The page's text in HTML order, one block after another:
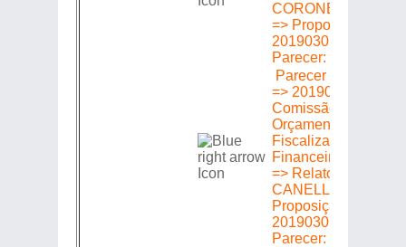
CORONEL SALEMA
=> Proposição
20190301606 =>
Parecer: Favorável
Parecer em
=> 20190301606 =>
Comissão de
Orçamento Finanças
Fiscalização
Financeira e
=> Relator: MÁRCIO
CANELLA =>
Proposição
20190301606 =>
Parecer: Favorável